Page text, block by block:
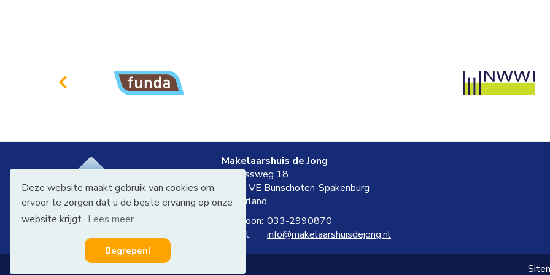
Deze website maakt gebruik van cookies om
ervoor te zorgen dat u de beste ervaring op onze
website krijgt. Lees meer
Begrepen!
Makelaarshuis de Jong
Straussweg 18
3752 VE Bunschoten-Spakenburg
Nederland
Telefoon: 033-2990870
E-mail:
info@makelaarshuisdejong.nl